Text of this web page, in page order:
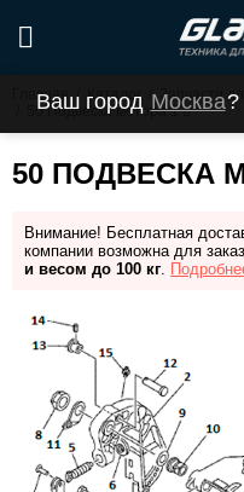
Ваш город Москва?
Главная / Каталог Запчасти
50 Подвеска мотора 1
50 ПОДВЕСКА
Внимание! Бесплатная
компании возможна для
и весом до 100 кг.